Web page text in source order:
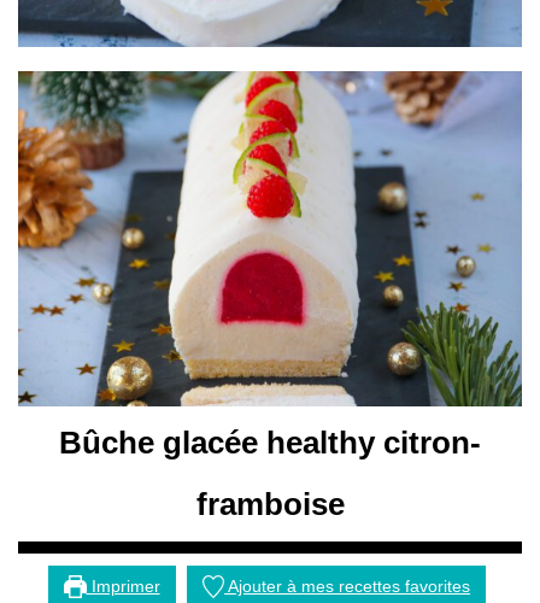
Bûche glacée healthy citron-
framboise
Imprimer Ajouter à mes recettes favorites